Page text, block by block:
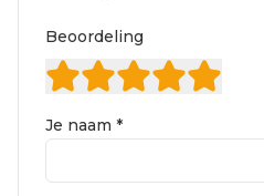
Beoordeling
Je naam *